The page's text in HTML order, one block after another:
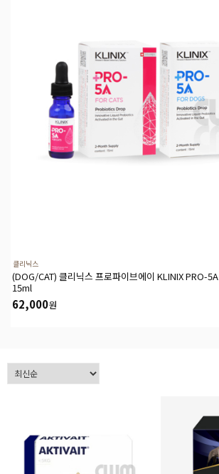
클리닉스
(DOG/CAT) 클리닉스 프로파이브에이 KLINIX PRO-5A 액상타입 생균 유산균
15ml
62,000원